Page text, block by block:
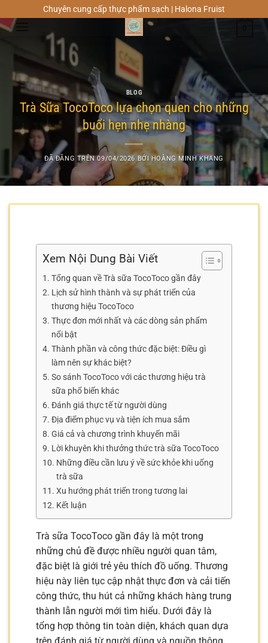
đến
Chuyên cung cấp thực phẩm sạch | Halona Fruist
BLOG
Trà Sữa TocoToco lựa chọn quen cho những
buổi hẹn nhẹ nhàng
ĐÃ ĐĂNG TRÊN09/04/2026 BỞI HOÀNG MINH KHANG
Xem Nội Dung Bài Viết
Tổng quan về Trà sữa TocoToco gần đây
Lịch sử hình thành và sự phát triển của
thương hiệu TocoToco
Thực đơn mới nhất và các dòng sản phẩm
nổi bật
Thành phần và công thức đặc biệt: Điều gì
làm nên sự khác biệt?
So sánh TocoToco với các thương hiệu trà
sữa phổ biến khác
Đánh giá thực tế từ người dùng
Địa điểm phục vụ và tiện ích mua sắm
Giá cả và chương trình khuyến mãi
Lời khuyên khi thưởng thức trà sữa TocoToco
Những điều cần lưu ý về sức khỏe khi uống
trà sữa
Xu hướng phát triển trong tương lai
Kết luận
Trà sữa TocoToco gần đây là một trong
những chủ đề được nhiều người quan tâm,
đặc biệt là giới trẻ yêu thích đồ uống. Thương
hiệu này liên tục cập nhật thực đơn và cải tiến
công thức, thu hút cả những khách hàng trung
thành lẫn người mới tìm hiểu. Dưới đây là
tổng hợp thông tin toàn diện, khách quan dựa